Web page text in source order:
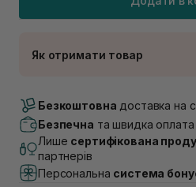
Як отримати товар
В наявності
Самовивіз м. Луцьк, вул.
В наявності
Самовивіз м. Львів, вул.
(Duck’s Lake)
В наявності
Безкоштовна доставка на
Безпечна та швидка оплата
Лише сертифікована
партнерів
Персональна система